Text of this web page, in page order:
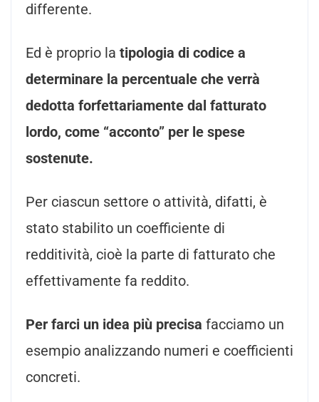
differente.
Ed è proprio la tipologia di codice a
determinare la percentuale che verrà
dedotta forfettariamente dal fatturato
lordo, come “acconto” per le spese
sostenute.
Per ciascun settore o attività, difatti, è
stato stabilito un coefficiente di
redditività, cioè la parte di fatturato che
effettivamente fa reddito.
Per farci un idea più precisa facciamo un
esempio analizzando numeri e coefficienti
concreti.